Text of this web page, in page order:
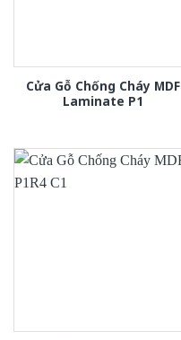
Cửa Gỗ Chống Cháy MDF
Laminate P1